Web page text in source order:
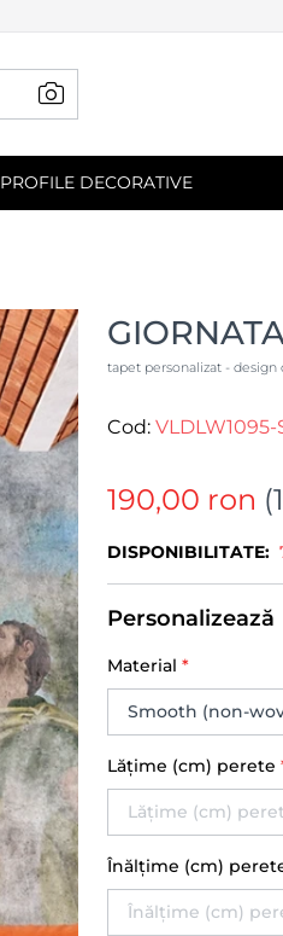
PROFILE DECORATIVE
tapet personalizat - design
Cod: VLDLW1095-
190,00 ron (
DISPONIBILITATE:
Personalizează
Material *
Lățime (cm) perete
Înălțime (cm)